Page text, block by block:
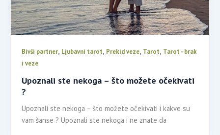
Bivši partner, Ljubavni tarot, Prekid veze, Tarot, Tarot - brak
i veze
Upoznali ste nekoga – što možete očekivati
?
Upoznali ste nekoga – što možete očekivati i kakve su
vam šanse ? Upoznali ste nekoga i ne znate da